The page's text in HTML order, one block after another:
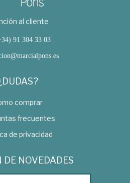
al cliente
91 304 33 03
comprar
frecuentes
de privacidad
DE NOVEDADES